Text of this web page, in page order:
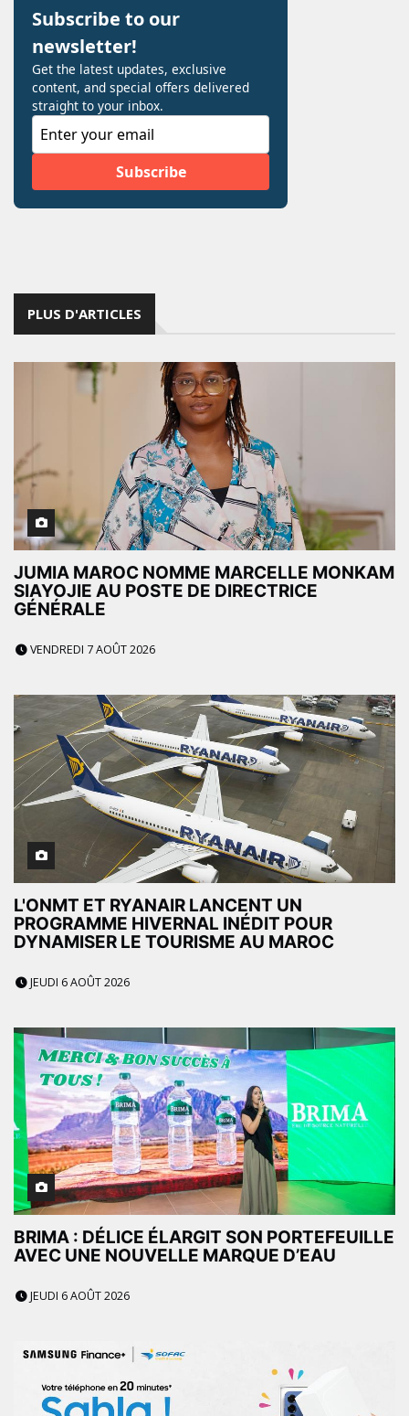
PLUS D'ARTICLES
JUMIA MAROC NOMME MARCELLE MONKAM
SIAYOJIE AU POSTE DE DIRECTRICE
GÉNÉRALE
VENDREDI 7 AOÛT 2026
L'ONMT ET RYANAIR LANCENT UN
PROGRAMME HIVERNAL INÉDIT POUR
DYNAMISER LE TOURISME AU MAROC
JEUDI 6 AOÛT 2026
BRIMA : DÉLICE ÉLARGIT SON PORTEFEUILLE
AVEC UNE NOUVELLE MARQUE D’EAU
JEUDI 6 AOÛT 2026